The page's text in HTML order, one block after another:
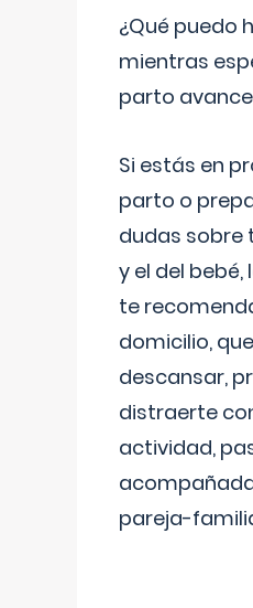
¿Qué puedo
mientras
parto
Si estás en
parto o
dudas sobre
y el del
te
domicilio,
descansar,
distraerte
actividad,
pareja-